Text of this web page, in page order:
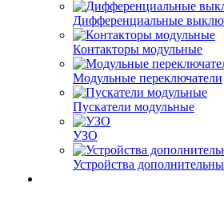
Дифференциальные
Контакторы модульные
Модульные переключатели
Пускатели модульные
УЗО
Устройства